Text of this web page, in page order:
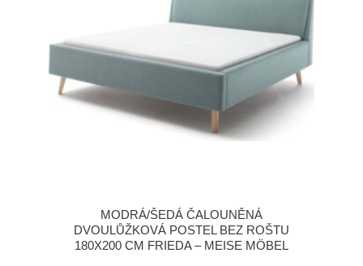
MODRÁ/ŠEDÁ ČALOUNĚNÁ
DVOULŮŽKOVÁ POSTEL BEZ ROŠTU
180X200 CM FRIEDA – MEISE MÖBEL